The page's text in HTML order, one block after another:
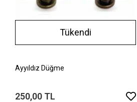
Tükendi
Ayyıldız Düğme
250,00 TL